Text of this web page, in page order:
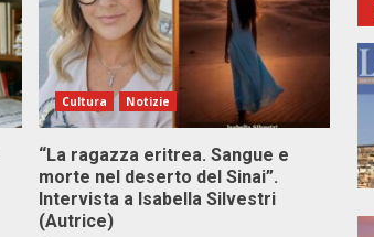
Cultura Notizie
“La ragazza eritrea. Sangue e
morte nel deserto del Sinai”.
Intervista a Isabella Silvestri
(Autrice)